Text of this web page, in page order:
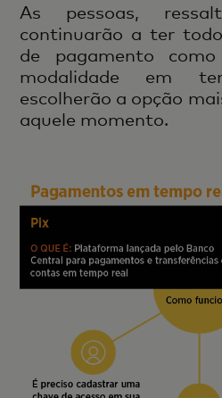
As pessoas,
continuarão a ter
de pagamento
modalidade em
escolherão a opção
aquele momento.